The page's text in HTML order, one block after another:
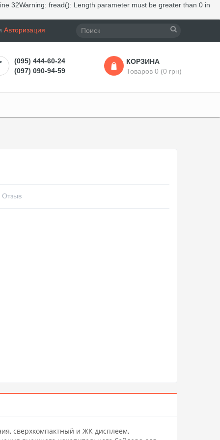
32Warning: fread(): Length parameter must be greater than 0 in
Авторизация
(095) 444-60-24
(097) 090-94-59
КОРЗИНА
Товаров 0 (0 грн)
Отзыв
сверхкомпактный и ЖК дисплеем,